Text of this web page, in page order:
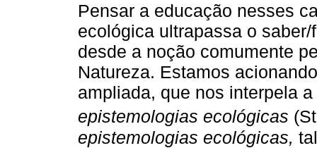
Pensar a educação nesses
ecológica ultrapassa o
desde a noção comumente
Natureza. Estamos
ampliada, que nos interpela
epistemologias ecológicas
epistemologias ecológicas,